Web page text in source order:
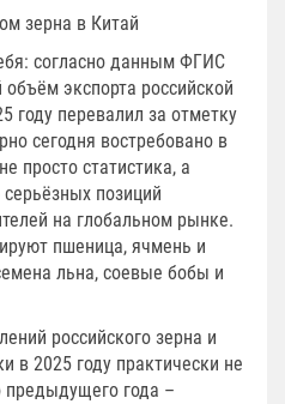
зерна в Китай
согласно данным ФГИС
экспорта российской
году перевалил за отметку
сегодня востребовано в
просто статистика, а
позиций
на глобальном рынке.
пшеница, ячмень и
льна, соевые бобы и
российского зерна и
в 2025 году практически не
предыдущего года –